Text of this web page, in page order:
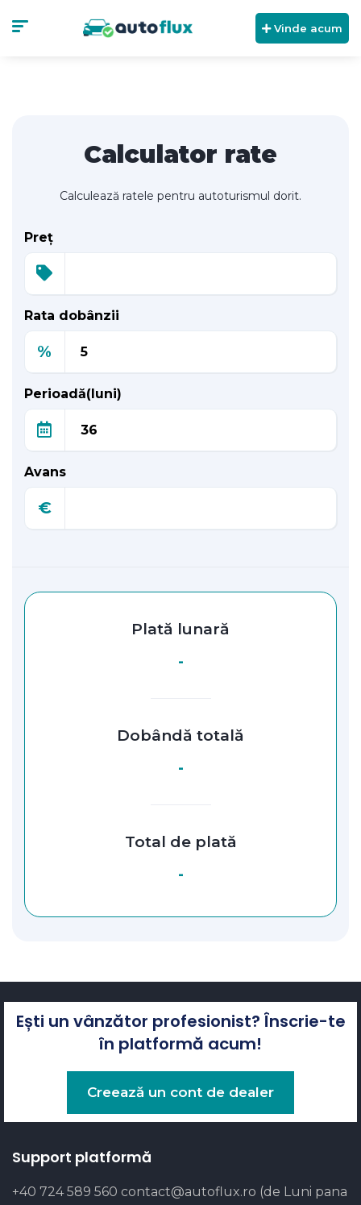
Vinde acum
Calculator rate
Calculează ratele pentru autoturismul dorit.
Preț
Rata dobânzii
%
Perioadă(luni)
Avans
€
Plată lunară
-
Dobândă totală
-
Total de plată
-
Ești un vânzător profesionist? Înscrie-te
în platformă acum!
Creează un cont de dealer
Support platformă
+40 724 589 560 contact@autoflux.ro (de Luni pana